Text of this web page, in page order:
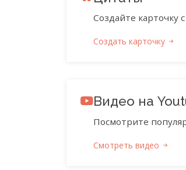
Создайте карточку
Создать карточку
Видео на
Посмотрите
Смотреть видео